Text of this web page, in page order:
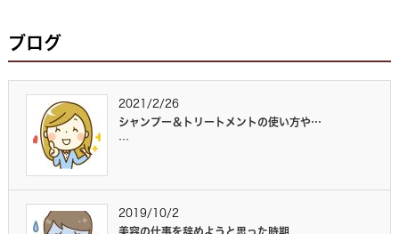
ブログ
2021/2/26
シャンプー＆トリートメントの使い方や…
…
2019/10/2
美容の仕事を辞めようと思った時期